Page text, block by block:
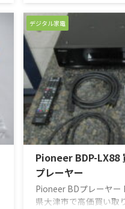
です。パイオニアから
ーヤーが発売され高級
れました。それらの経
ているので安心、安定
を圧倒しています。今
押し入れに眠っていた
しいとお電話いただき
にないということなの
できるものを持参させ
た。問題なく動作 ...
デジタル家電
Pioneer BDP-LX88
プレーヤー
Pioneer BDプレーヤー
県大津市で高価買い取